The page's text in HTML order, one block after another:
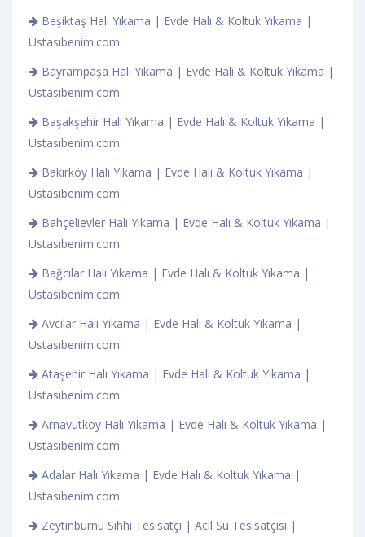
Beşiktaş Halı Yıkama | Evde Halı & Koltuk Yıkama |
Ustasıbenim.com
Bayrampaşa Halı Yıkama | Evde Halı & Koltuk Yıkama |
Ustasıbenim.com
Başakşehir Halı Yıkama | Evde Halı & Koltuk Yıkama |
Ustasıbenim.com
Bakırköy Halı Yıkama | Evde Halı & Koltuk Yıkama |
Ustasıbenim.com
Bahçelievler Halı Yıkama | Evde Halı & Koltuk Yıkama |
Ustasıbenim.com
Bağcılar Halı Yıkama | Evde Halı & Koltuk Yıkama |
Ustasıbenim.com
Avcılar Halı Yıkama | Evde Halı & Koltuk Yıkama |
Ustasıbenim.com
Ataşehir Halı Yıkama | Evde Halı & Koltuk Yıkama |
Ustasıbenim.com
Arnavutköy Halı Yıkama | Evde Halı & Koltuk Yıkama |
Ustasıbenim.com
Adalar Halı Yıkama | Evde Halı & Koltuk Yıkama |
Ustasıbenim.com
Zeytinburnu Sıhhi Tesisatçı | Acil Su Tesisatçısı |